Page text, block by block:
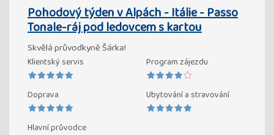
Pohodový týden v Alpách - Itálie - Passo
Tonale-ráj pod ledovcem s kartou
Skvělá průvodkyně Šárka!
Klientský servis Program zájezdu
Doprava Ubytování a stravování
Hlavní průvodce